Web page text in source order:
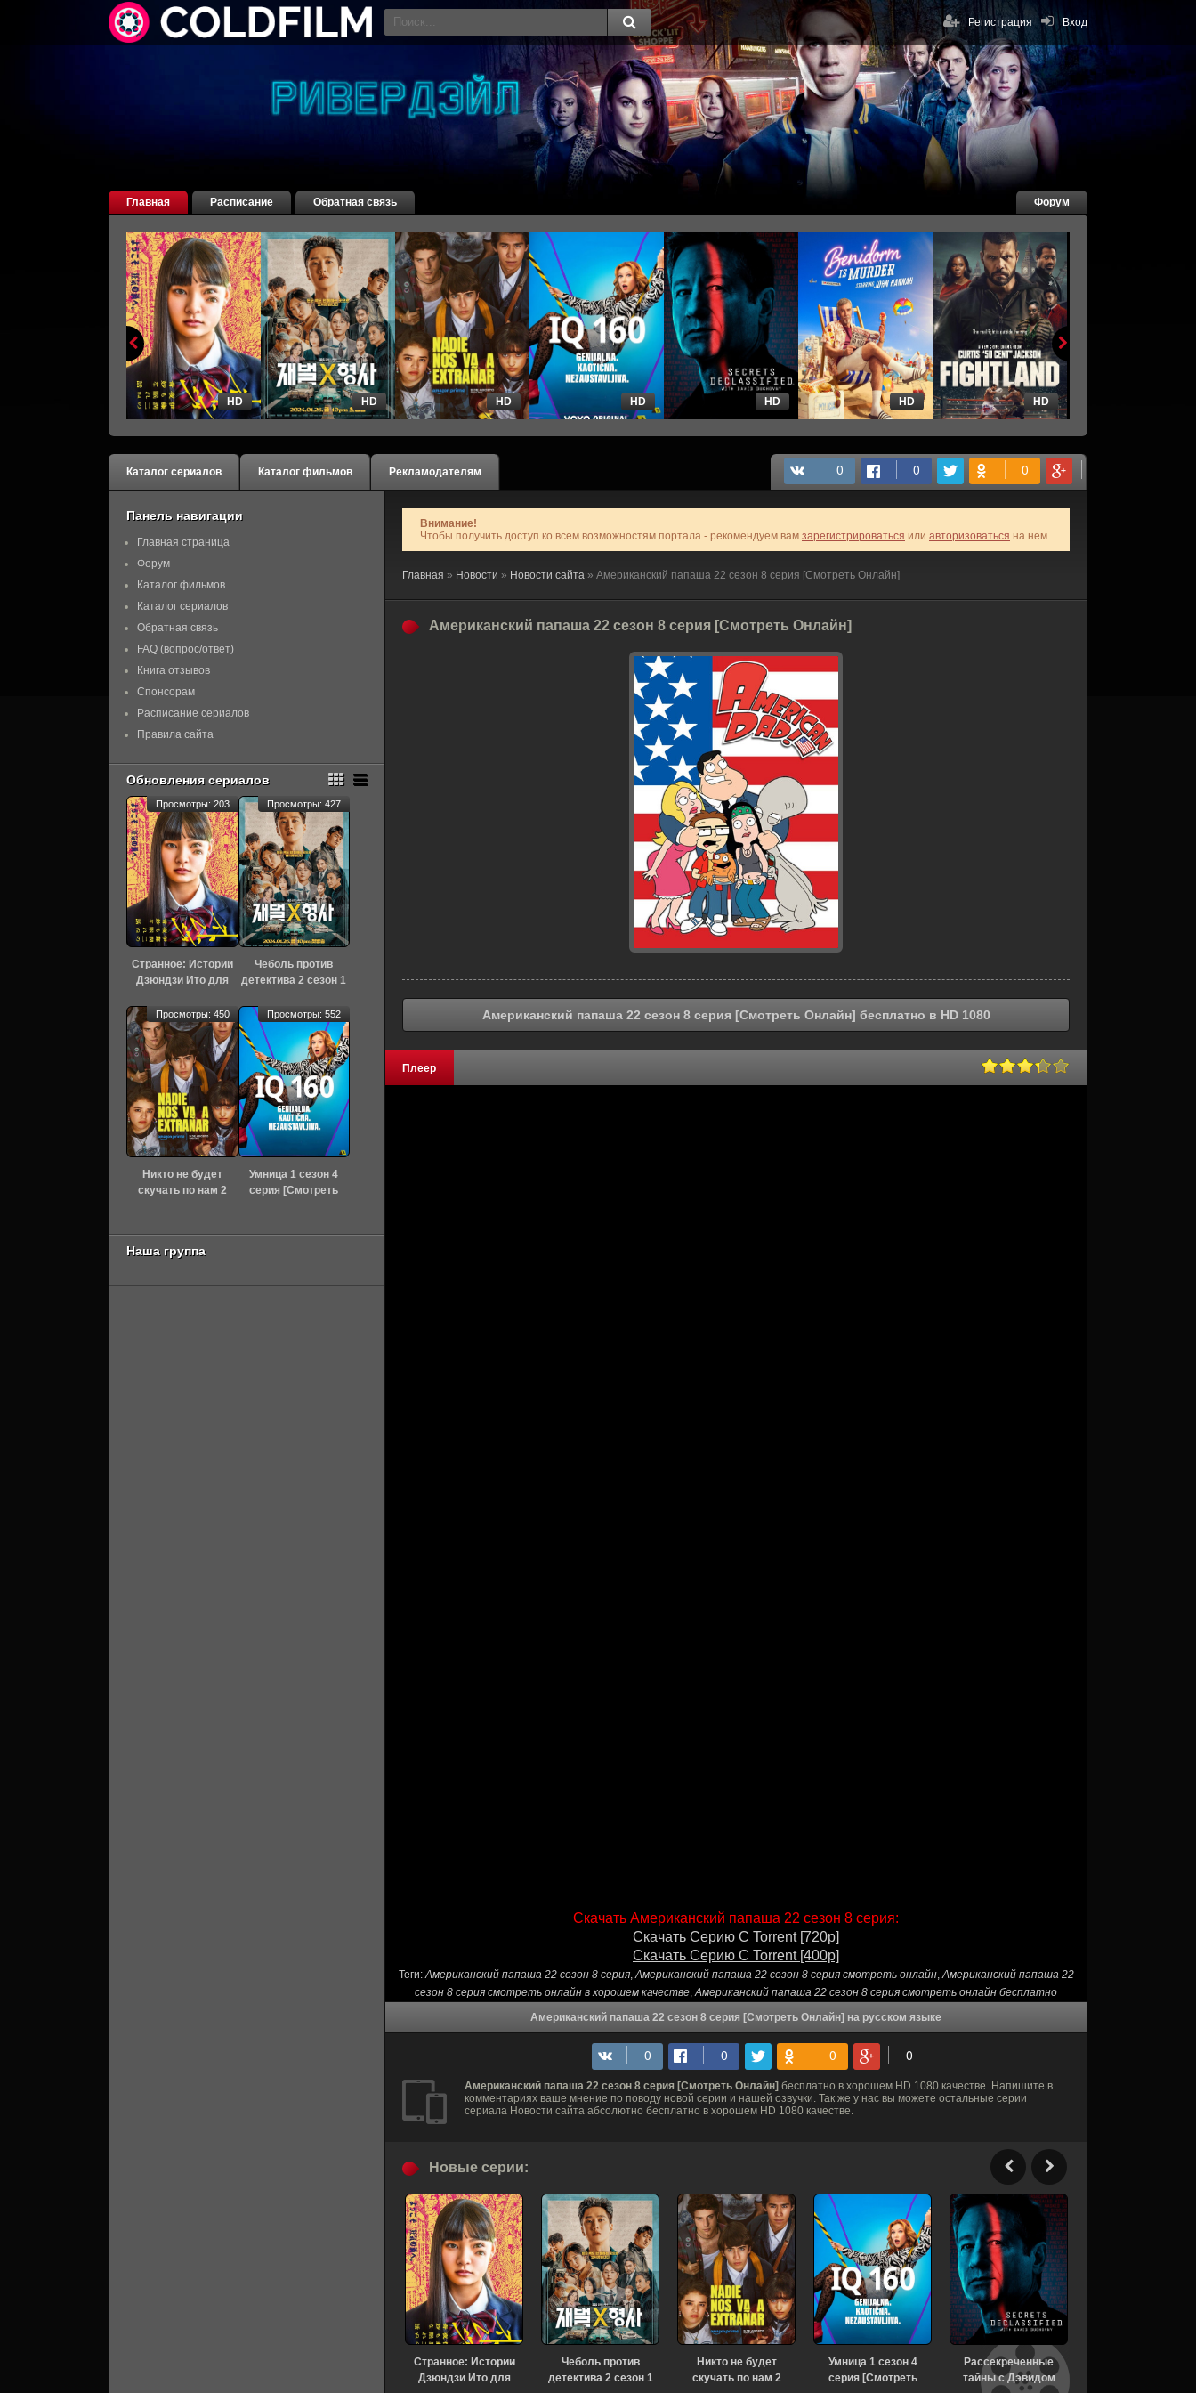
Вход
Регистрация
Главная Расписание Обратная связь Форум
HD HD HD HD HD HD HD
Каталог сериалов Каталог фильмов Рекламодателям
Внимание!
Чтобы получить доступ ко всем возможностям портала - рекомендуем вам зарегистрироваться или авторизоваться на нем.
Главная » Новости » Новости сайта » Американский папаша 22 сезон 8 серия [Смотреть Онлайн]
Американский папаша 22 сезон 8 серия [Смотреть Онлайн]
Американский папаша 22 сезон 8 серия [Смотреть Онлайн] бесплатно в HD 1080
Плеер
Скачать Американский папаша 22 сезон 8 серия:
Скачать Серию С Torrent [720p]
Скачать Серию С Torrent [400p]
Теги: Американский папаша 22 сезон 8 серия, Американский папаша 22 сезон 8 серия смотреть онлайн, Американский папаша 22
сезон 8 серия смотреть онлайн в хорошем качестве Американский папаша 22 сезон 8 серия смотреть онлайн бесплатно
Американский папаша 22 сезон 8 серия [Смотреть Онлайн] на русском языке
Американский папаша 22 сезон 8 серия [Смотреть Онлайн] бесплатно в хорошем HD 1080 качестве. Напишите в
комментариях ваше мнение по поводу новой серии и нашей озвучки. Так же у нас вы можете остальные серии
сериала Новости сайта абсолютно бесплатно в хорошем HD 1080 качестве.
Новые серии:
Странное: Истории
Дзюндзи Ито для
Чеболь против
детектива 2 сезон 1
Никто не будет
скучать по нам 2
Умница 1 сезон 4
серия [Смотреть
Рассекреченные
тайны с Дэвидом
Панель навигации
Главная страница
Форум
Каталог фильмов
Каталог сериалов
Обратная связь
FAQ (вопрос/ответ)
Книга отзывов
Спонсорам
Расписание сериалов
Правила сайта
Обновления сериалов
Странное: Истории
Дзюндзи Ито для
сезон 6 серия
[Смотреть Онлайн]
Просмотры: 203
Чеболь против
детектива 2 сезон 1
Онлайн]
Просмотры: 427
Никто не будет
скучать по нам 2
Просмотры: 450
Умница 1 сезон 4
серия [Смотреть
Просмотры: 552
Наша группа